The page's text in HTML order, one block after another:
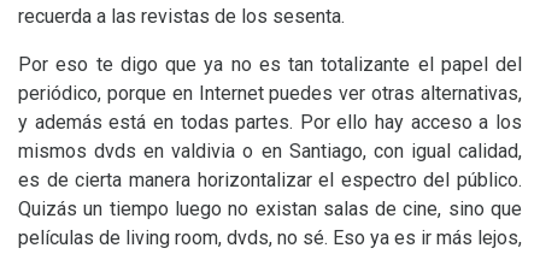
recuerda a las revistas de los sesenta.
Por eso te digo que ya no es tan totalizante el papel del
periódico, porque en Internet puedes ver otras alternativas,
y además está en todas partes. Por ello hay acceso a los
mismos dvds en valdivia o en Santiago, con igual calidad,
es de cierta manera horizontalizar el espectro del público.
Quizás un tiempo luego no existan salas de cine, sino que
películas de living room, dvds, no sé. Eso ya es ir más lejos,